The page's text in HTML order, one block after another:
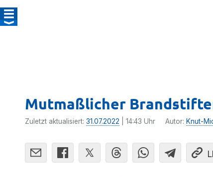
Mutmaßlicher
Zuletzt aktualisiert: 31.07.2022 | 14:43 Uhr Autor: Knut-